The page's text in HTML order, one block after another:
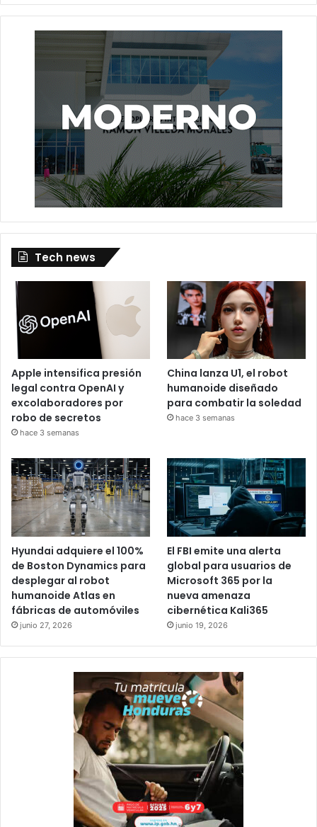
Tech news
Apple intensifica presión
legal contra OpenAI y
excolaboradores por
robo de secretos
hace 3 semanas
China lanza U1, el robot
humanoide diseñado
para combatir la soledad
hace 3 semanas
Hyundai adquiere el 100%
de Boston Dynamics para
desplegar al robot
humanoide Atlas en
fábricas de automóviles
junio 27, 2026
El FBI emite una alerta
global para usuarios de
Microsoft 365 por la
nueva amenaza
cibernética Kali365
junio 19, 2026